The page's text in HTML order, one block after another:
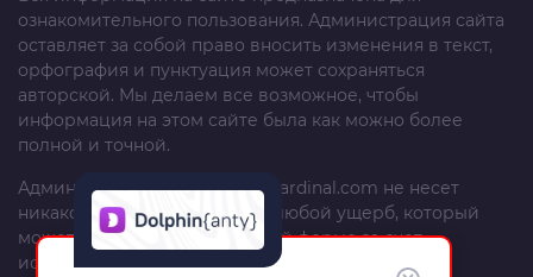
ознакомительного пользования. Администрация сайта
оставляет за собой право вносить изменения в текст,
орфография и пунктуация может сохраняться
авторской. Мы делаем все возможное, чтобы
информация на этом сайте была как можно более
полной и точной.
Администрация сайтаtrafficcardinal.com не несет
никакой ответственности за любой ущерб, который
может быть причинен в любой форме за счет
использования, неполноты или неправильности